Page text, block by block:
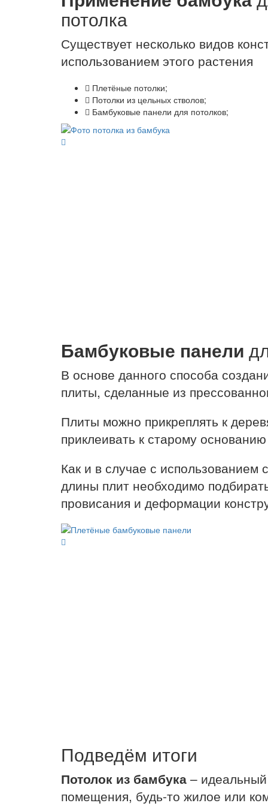
потолка
Существует несколько видов
использованием этого растения
Плетёные потолки;
Потолки из цельных стволов;
Бамбуковые панели для потолков;
Бамбуковые панели
В основе данного способа
плиты, сделанные из
Плиты можно прикреплять к
приклеивать к старому
Как и в случае с использованием
длины плит необходимо
провисания и деформации
Подведём итоги
Потолок из бамбука –
помещения, будь-то жилое или